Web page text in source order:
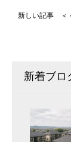
新しい記事 ＜
新着ブロ